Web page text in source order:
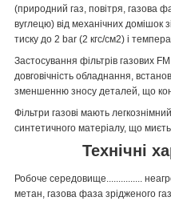
(природний газ, повітря, газова
вуглецю) від механічних домішок
тиску до 2 bar (2 кгс/см2) і
Застосування фільтрів газових
довговічність обладнання,
зменшенню зносу деталей, що
Фільтри газові мають
синтетичного матеріалу, що
Технічні
Робоче середовище...............
метан, газова фаза зрідженого